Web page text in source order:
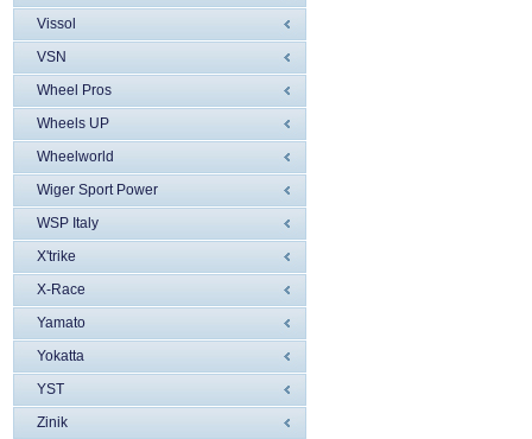
Vissol
VSN
Wheel Pros
Wheels UP
Wheelworld
Wiger Sport Power
WSP Italy
X'trike
X-Race
Yamato
Yokatta
YST
Zinik